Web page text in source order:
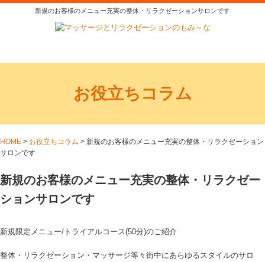
新規のお客様のメニュー充実の整体・リラクゼーションサロンです
お役立ちコラム
HOME > お役立ちコラム > 新規のお客様のメニュー充実の整体・リラクゼーション
サロンです
新規のお客様のメニュー充実の整体・リラクゼー
ションサロンです
新規限定メニュー/トライアルコース(50分)のご紹介
整体・リラクゼーション・マッサージ等々街中にあらゆるスタイルのサロ